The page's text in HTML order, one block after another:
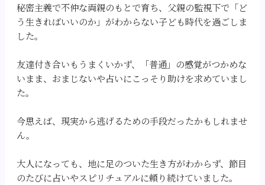
秘密主義で不仲な両親のもとで育ち、父親の監視下で「ど
う生きればいいのか」がわからない子ども時代を過ごしま
した。
友達付き合いもうまくいかず、「普通」の感覚がつかめな
いまま、おまじないや占いにこっそり助けを求めていまし
た。
今思えば、現実から逃げるための手段だったかもしれませ
ん。
大人になっても、地に足のついた生き方がわからず、節目
のたびに占いやスピリチュアルに頼り続けていました。